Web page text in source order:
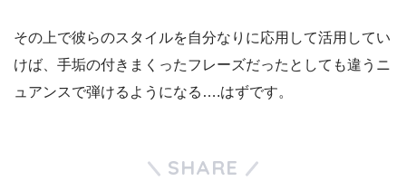
その上で彼らのスタイルを自分なりに応用して活用してい
けば、手垢の付きまくったフレーズだったとしても違うニ
ュアンスで弾けるようになる….はずです。
SHARE